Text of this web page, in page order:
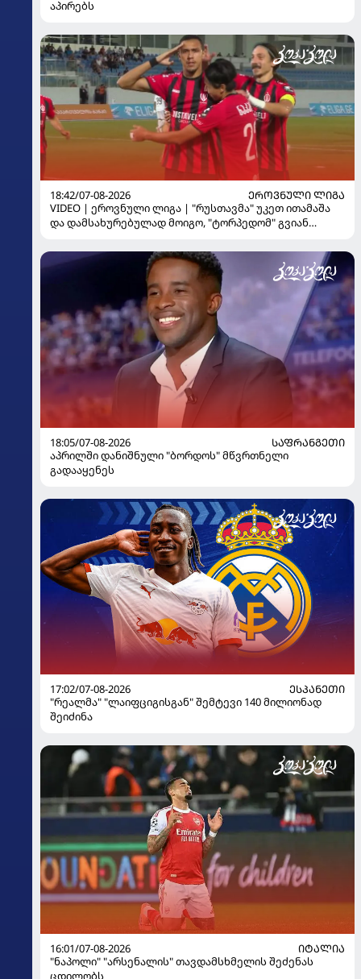
აპირებს
18:42/07-08-2026
ᲔᲠᲝᲕᲜᲣᲚᲘ ᲚᲘᲒᲐ
VIDEO | ეროვნული ლიგა | "რუსთავმა" უკეთ ითამაშა
და დამსახურებულად მოიგო, "ტორპედომ" გვიან
18:05/07-08-2026
ᲡᲐᲤᲠᲐᲜᲒᲔᲗᲘ
აპრილში დანიშნული "ბორდოს" მწვრთნელი
გადააყენეს
17:02/07-08-2026
ᲔᲡᲞᲐᲜᲔᲗᲘ
"რეალმა" "ლაიფციგისგან" შემტევი 140 მილიონად
შეიძინა
16:01/07-08-2026
ᲘᲢᲐᲚᲘᲐ
"ნაპოლი" "არსენალის" თავდამსხმელის შეძენას
ცდილობს